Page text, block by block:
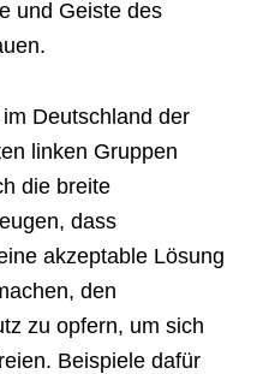
und Geiste des
Deutschland der
linken Gruppen
die breite
dass
akzeptable Lösung
den
zu opfern, um sich
Beispiele dafür